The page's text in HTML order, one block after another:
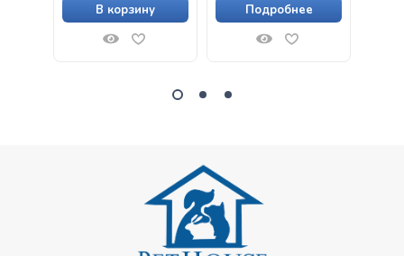
В корзину Подробнее